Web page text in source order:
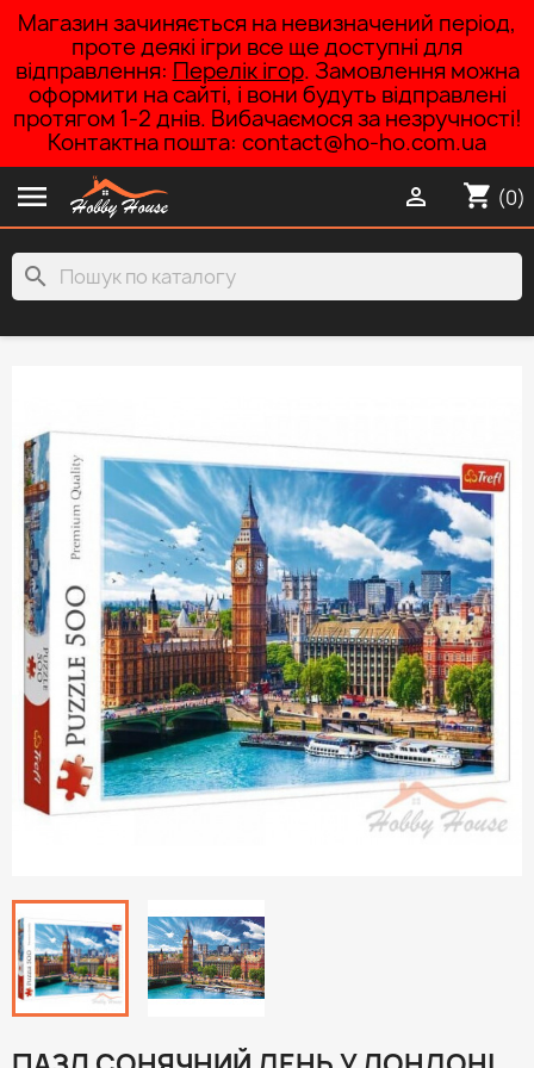
Магазин зачиняється на невизначений період,
проте деякі ігри все ще доступні для
відправлення: Перелік ігор. Замовлення можна
оформити на сайті, і вони будуть відправлені
протягом 1-2 днів. Вибачаємося за незручності!
Контактна пошта: contact@ho-ho.com.ua
 shopping_cart (0)

search